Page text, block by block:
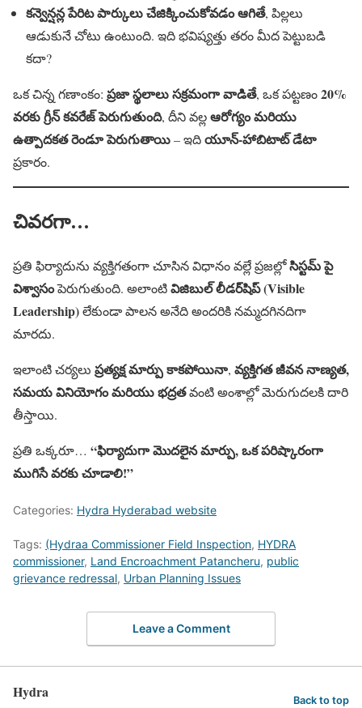
కన్వెన్షన్ల పేరిట పార్కులు చేజిక్కించుకోవడం ఆగితే, పిల్లలు
ఆడుకునే చోటు ఉంటుంది. ఇది భవిష్యత్తు తరం మీద పెట్టుబడి
కదా?
ఒక చిన్న గణాంకం: ప్రజా స్థలాలు సక్రమంగా వాడితే, ఒక పట్టణం20%
వరకు గ్రీన్ కవరేజ్ పెరుగుతుంది, దీని వల్లఆరోగ్యం మరియు
ఉత్పాదకత రెండూ పెరుగుతాయి– ఇదియూన్-హాబిటాట్ డేటా
ప్రకారం.
చివరగా…
ప్రతి ఫిర్యాదును వ్యక్తిగతంగా చూసిన విధానం వల్లే ప్రజల్లోసిస్టమ్ పై
విశ్వాసంపెరుగుతుంది. అలాంటివిజిబుల్ లీడర్‌షిప్ (Visible
Leadership)లేకుండా పాలన అనేది అందరికి నమ్మదగినదిగా
మారదు.
ఇలాంటి చర్యలు ప్రత్యక్ష మార్పు కాకపోయినా, వ్యక్తిగత జీవన నాణ్యత,
సమయ వినియోగం మరియు భద్రతవంటి అంశాల్లో మెరుగుదలకి దారి
తీస్తాయి.
ప్రతి ఒక్కరూ… “ఫిర్యాదుగా మొదలైన మార్పు, ఒక పరిష్కారంగా
ముగిసే వరకు చూడాలి!”
Categories: Hydra Hyderabad website
Tags: (Hydraa Commissioner Field Inspection, HYDRA
commissioner, Land Encroachment Patancheru, public
grievance redressal, Urban Planning Issues
Leave a Comment
Hydra Back to top